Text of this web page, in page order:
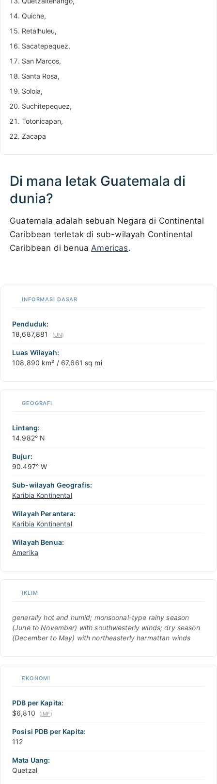
Quiche,
Retalhuleu,
Sacatepequez,
San Marcos,
Santa Rosa,
Solola,
Suchitepequez,
Totonicapan,
Zacapa
Di mana letak Guatemala di
dunia?
Guatemala adalah sebuah Negara di Continental
Caribbean terletak di sub-wilayah Continental
Caribbean di benuaAmericas.
100 km / 62.1 mi
−
INFORMASI DASAR
Penduduk:
18,687,881
(UN)
Luas Wilayah:
108,890 km² / 67,661 sq mi
GEOGRAFI
Lintang:
14.982° N
Bujur:
90.497° W
Sub-wilayah Geografis:
Karibia Kontinental
Wilayah Perantara:
Karibia Kontinental
Wilayah Benua:
Amerika
IKLIM
generally hot and humid; monsoonal-type rainy season
(June to November) with southwesterly winds; dry season
(December to May) with northeasterly harmattan winds
EKONOMI
PDB per Kapita:
$6,810
(IMF)
Posisi PDB per Kapita:
112
Mata Uang:
Quetzal